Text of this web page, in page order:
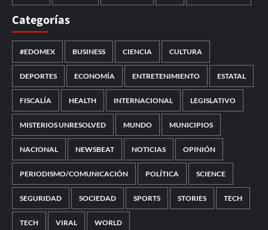
Categorías
#EDOMEX BUSINESS CIENCIA CULTURA
DEPORTES ECONOMÍA ENTRETENIMIENTO ESTATAL
FISCALÍA HEALTH INTERNACIONAL LEGISLATIVO
MISTERIOS UNRESOLVED MUNDO MUNICIPIOS
NACIONAL NEWSBEAT NOTICIAS OPINIÓN
PERIODISMO/COMUNICACIÓN POLÍTICA SCIENCE
SEGURIDAD SOCIEDAD SPORTS STORIES TECH
TECH VIRAL WORLD